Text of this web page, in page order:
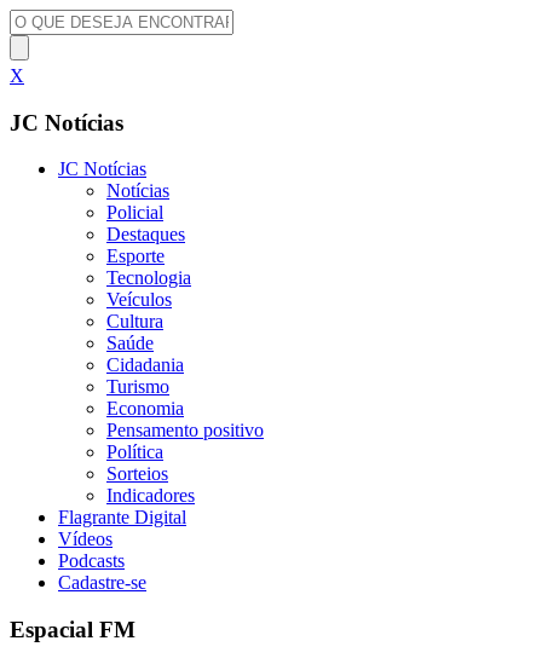
X
JC Notícias
JC Notícias
Notícias
Policial
Destaques
Esporte
Tecnologia
Veículos
Cultura
Saúde
Cidadania
Turismo
Economia
Pensamento positivo
Política
Sorteios
Indicadores
Flagrante Digital
Vídeos
Podcasts
Cadastre-se
Espacial FM